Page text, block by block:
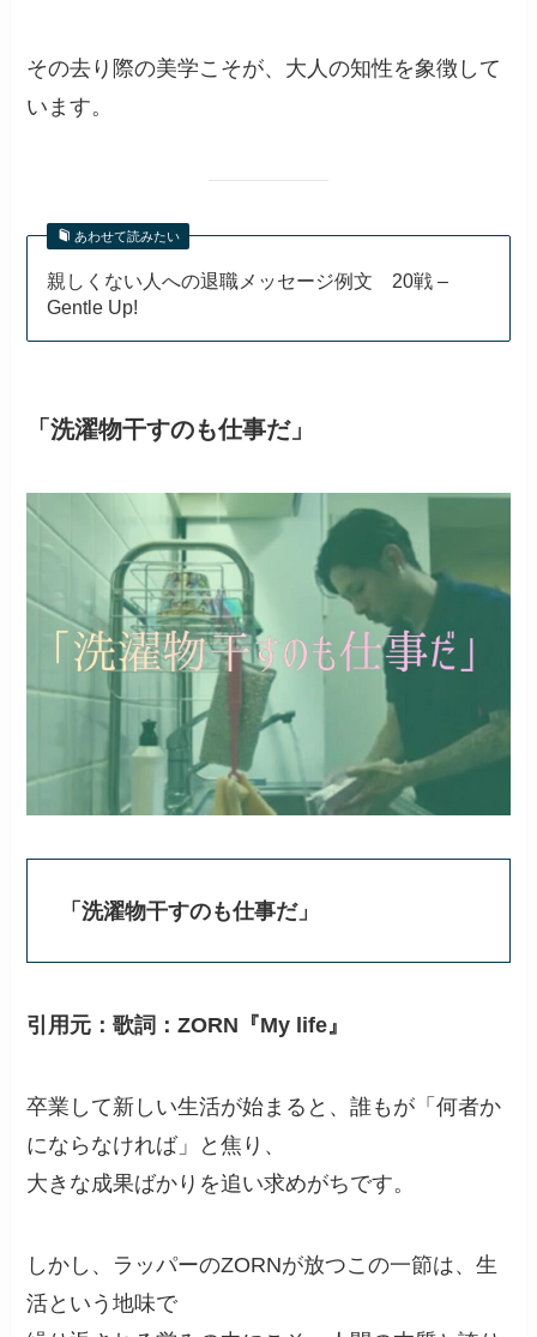
その去り際の美学こそが、大人の知性を象徴して
います。
あわせて読みたい
親しくない人への退職メッセージ例文 20戦 –
Gentle Up!
「洗濯物干すのも仕事だ」
「洗濯物干すのも仕事だ」
引用元：歌詞：ZORN『My life』
卒業して新しい生活が始まると、誰もが「何者か
にならなければ」と焦り、
大きな成果ばかりを追い求めがちです。
しかし、ラッパーのZORNが放つこの一節は、生
活という地味で